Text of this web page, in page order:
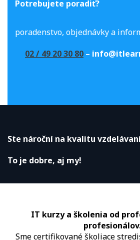
Potrebujete poradiť?
poradenstvo, objednávky a
02 / 49 20 30 80 –
Ste nároční na kvalitu
To je dobre, aj my!
IT kurzy a školenia od
Sme certifikované školiace